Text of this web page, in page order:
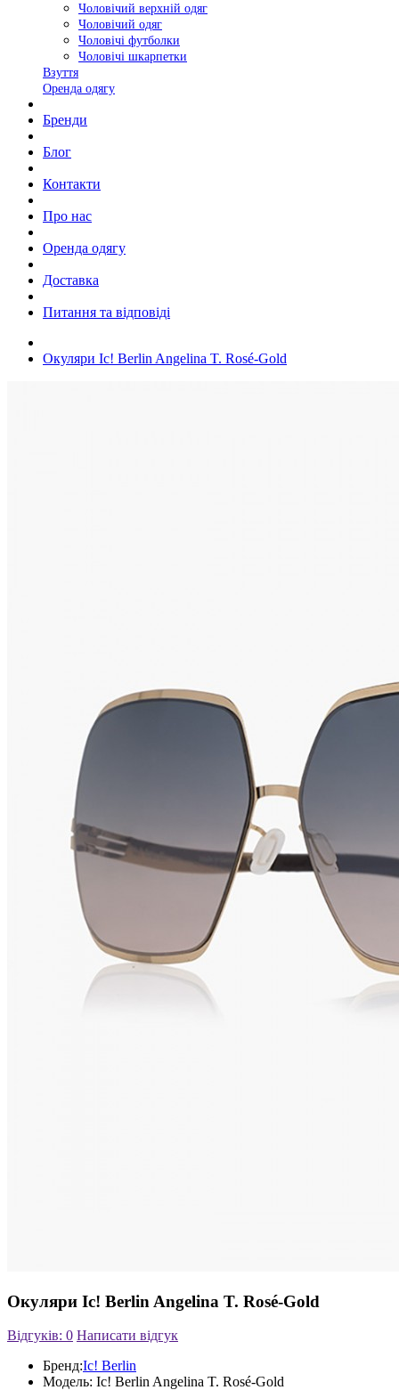
Чоловічий верхній одяг
Чоловічий одяг
Чоловічі футболки
Чоловічі шкарпетки
Взуття
Оренда одягу
Бренди
Блог
Контакти
Про нас
Оренда одягу
Доставка
Питання та відповіді
Окуляри Ic! Berlin Angelina T. Rosé-Gold
Окуляри Ic! Berlin Angelina T. Rosé-Gold
Відгуків: 0 Написати відгук
Бренд:Ic! Berlin
Модель: Ic! Berlin Angelina T. Rosé-Gold